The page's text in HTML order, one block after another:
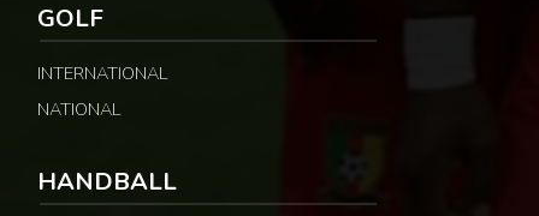
GOLF
INTERNATIONAL
NATIONAL
HANDBALL